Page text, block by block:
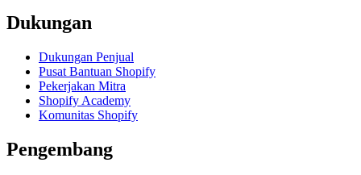
Dukungan
Dukungan Penjual
Pusat Bantuan Shopify
Pekerjakan Mitra
Shopify Academy
Komunitas Shopify
Pengembang